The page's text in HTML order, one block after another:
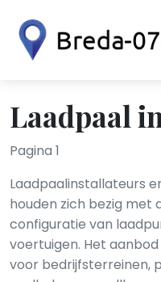
Laadpaal
Pagina 1
Laadpaalinstallateurs
houden zich bezig met
configuratie van
voertuigen. Het
voor bedrijfsterreinen,